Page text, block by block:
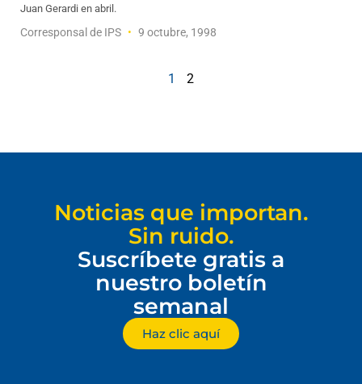
Juan Gerardi en abril.
Corresponsal de IPS 9 octubre, 1998
1 2
Noticias que importan.
Sin ruido.
Suscríbete gratis a
nuestro boletín
semanal
Haz clic aquí